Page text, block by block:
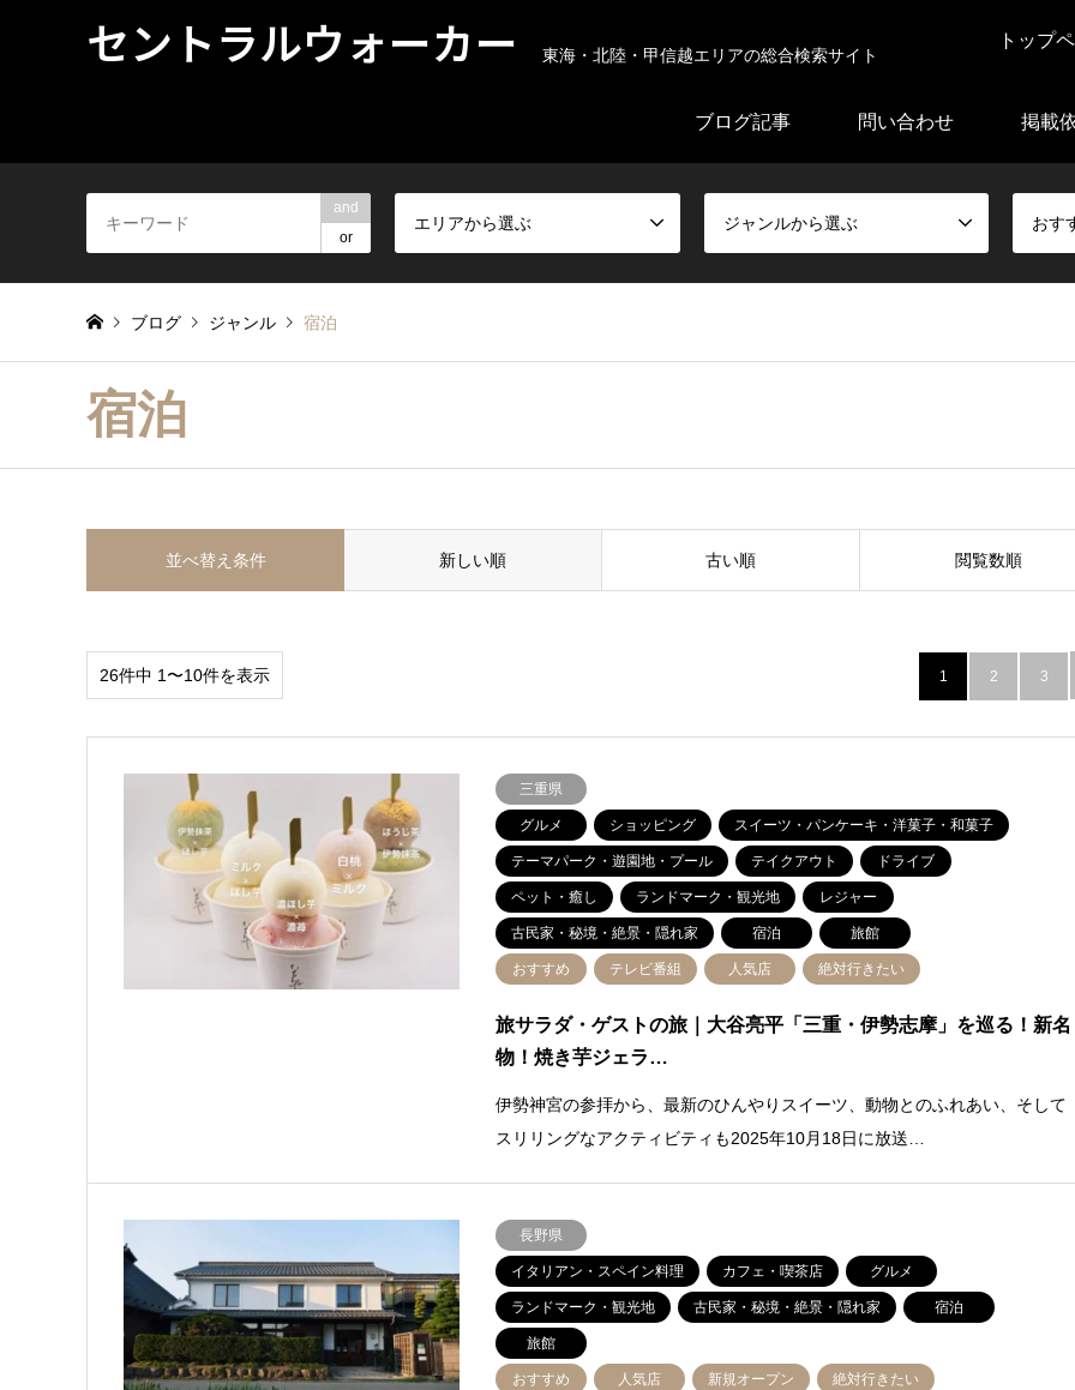
セントラルウォーカー 東海・北陸・甲信越エリアの総合検索サイト
トップ
ブログ記事 問い合わせ 掲載
and
or
エリアから選ぶ ジャンルから選ぶ おす
ブログ ジャンル 宿泊
宿泊
並べ替え条件 新しい順 古い順 閲覧数順
26件中 1〜10件を表示 1 2 3
三重県
グルメ ショッピング スイーツ・パンケーキ・洋菓子・和菓子
テーマパーク・遊園地・プール テイクアウト ドライブ
ペット・癒し ランドマーク・観光地 レジャー
古民家・秘境・絶景・隠れ家 宿泊 旅館
おすすめ テレビ番組 人気店 絶対行きたい
旅サラダ・ゲストの旅｜大谷亮平「三重・伊勢志摩」を巡る！新名
物！焼き芋ジェラ…
伊勢神宮の参拝から、最新のひんやりスイーツ、動物とのふれあい、そして
スリリングなアクティビティも2025年10月18日に放送…
長野県
イタリアン・スペイン料理 カフェ・喫茶店 グルメ
ランドマーク・観光地 古民家・秘境・絶景・隠れ家 宿泊
旅館
おすすめ 人気店 新規オープン 絶対行きたい